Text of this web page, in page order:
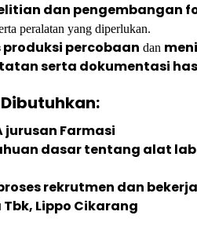
dan pengembangan
peralatan yang diperlukan.
produksi percobaan dan
serta dokumentasi
jurusan Farmasi
dasar tentang alat
rekrutmen dan
Tbk, Lippo Cikarang